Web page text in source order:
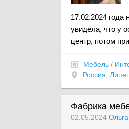
17.02.2024
увидела, что у
центр, потом
Мебель /
Россия
Фабрика
02.05.2024 Ольга